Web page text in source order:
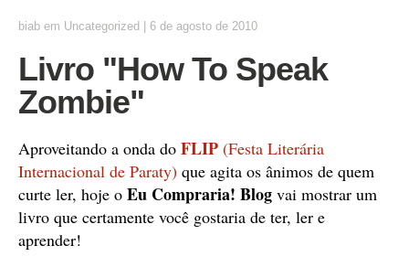
biab em Uncategorized 6 de agosto de 2010
Livro "How To Speak
Zombie"
Aproveitando a onda do FLIP (Festa Literária
Internacional de Paraty) que agita os ânimos de quem
curte ler, hoje o Eu Compraria! Blog vai mostrar um
livro que certamente você gostaria de ter, ler e
aprender!